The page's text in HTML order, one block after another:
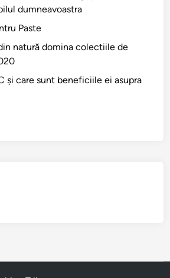
dumneavoastra
Paste
natură domina colectiile de
și care sunt beneficiile ei asupra